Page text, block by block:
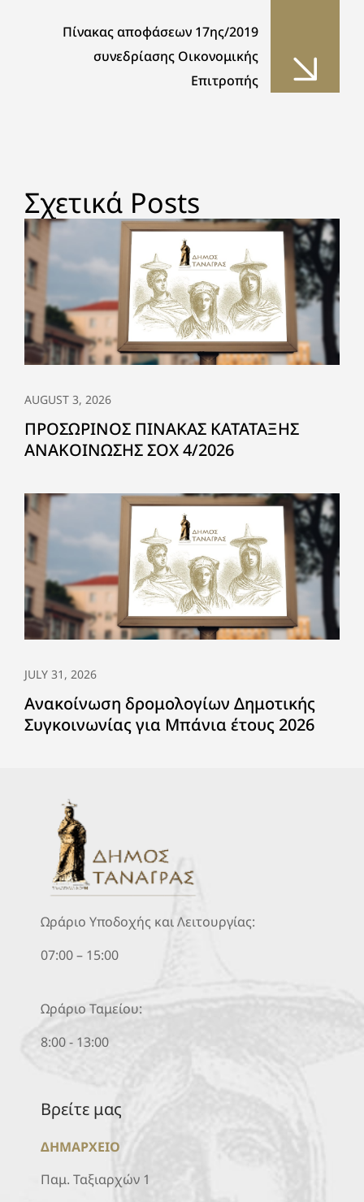
Πίνακας αποφάσεων 17ης/2019
συνεδρίασης Οικονομικής
Επιτροπής
Σχετικά Posts
AUGUST 3, 2026
ΠΡΟΣΩΡΙΝΟΣ ΠΙΝΑΚΑΣ ΚΑΤΑΤΑΞΗΣ
ΑΝΑΚΟΙΝΩΣΗΣ ΣΟΧ 4/2026
JULY 31, 2026
Ανακοίνωση δρομολογίων Δημοτικής
Συγκοινωνίας για Μπάνια έτους 2026
Ωράριο Υποδοχής και Λειτουργίας:
07:00 – 15:00
Ωράριο Ταμείου:
8:00 - 13:00
Βρείτε μας
ΔΗΜΑΡΧΕΙΟ
Παμ. Ταξιαρχών 1